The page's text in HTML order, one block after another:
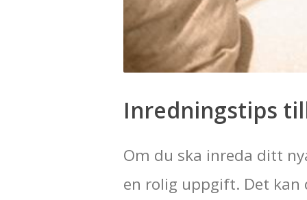
Inredningstips
Om du ska inreda ditt
en rolig uppgift. Det kan